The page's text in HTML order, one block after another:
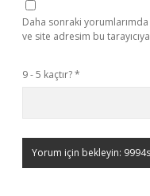
Daha sonraki
ve site adresim bu
9 - 5 kaçtır?*